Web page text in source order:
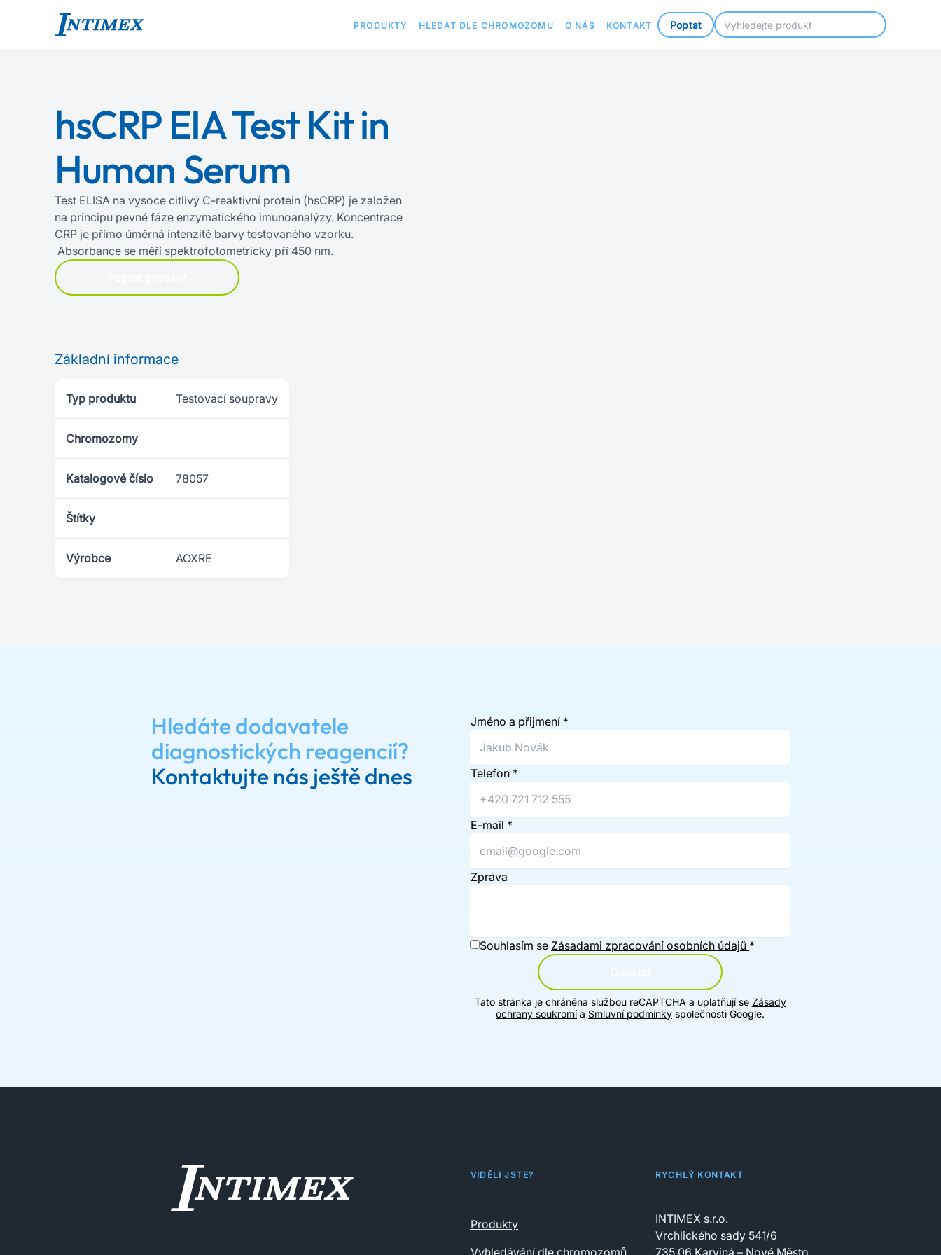
PRODUKTY HLEDAT DLE CHROMOZOMU O NÁS KONTAKT Poptat
hsCRP EIA Test Kit in
Human Serum
Test ELISA na vysoce citlivý C‍-‍reaktivní protein (hsCRP) je založen
na principu pevné fáze enzymatického imunoanalýzy. Koncentrace
CRP je přímo úměrná intenzitě barvy testovaného vzorku.
Absorbance se měří spektrofotometricky při 450 nm.
Základní informace
Typ produktu Testovací soupravy
Chromozomy
Katalogové číslo 78057
Štítky
Výrobce AOXRE
Hledáte dodavatele
diagnostických reagencií?
Kontaktujte nás ještě dnes
Jméno a přijmení *
Telefon *
E-mail *
Zpráva
Souhlasím se Zásadami zpracování osobních údajů *
Tato stránka je chráněna službou reCAPTCHA a uplatňují se Zásady
ochrany soukromía Smluvní podmínky společnosti Google.
VIDĚLI JSTE?
Produkty
Vyhledávání dle chromozomů
RYCHLÝ KONTAKT
INTIMEX s.r.o.
Vrchlického sady 541/6
735 06 Karviná – Nové Město